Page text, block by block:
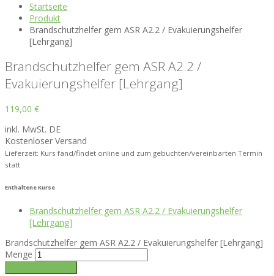
Startseite
Produkt
Brandschutzhelfer gem ASR A2.2 / Evakuierungshelfer
[Lehrgang]
Brandschutzhelfer gem ASR A2.2 /
Evakuierungshelfer [Lehrgang]
119,00 €
inkl. MwSt. DE
Kostenloser Versand
Lieferzeit: Kurs fand/findet online und zum gebuchten/vereinbarten Termin
statt
Enthaltene Kurse
Brandschutzhelfer gem ASR A2.2 / Evakuierungshelfer
[Lehrgang]
Brandschutzhelfer gem ASR A2.2 / Evakuierungshelfer [Lehrgang]
Menge